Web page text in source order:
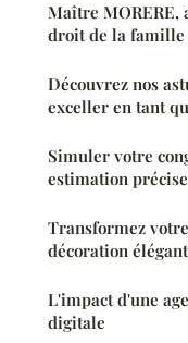
Maître MORERE,
droit de la
Découvrez nos
exceller en tant
Simuler votre
estimation précise
Transformez
décoration
L'impact d'une
digitale